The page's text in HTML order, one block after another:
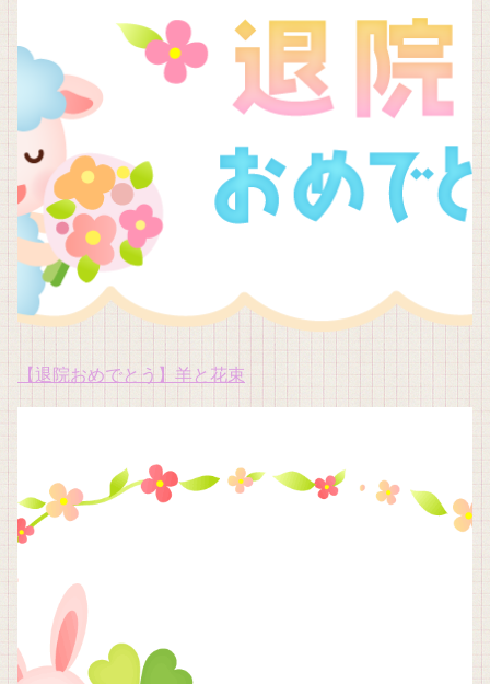
【退院おめでとう】羊と花束